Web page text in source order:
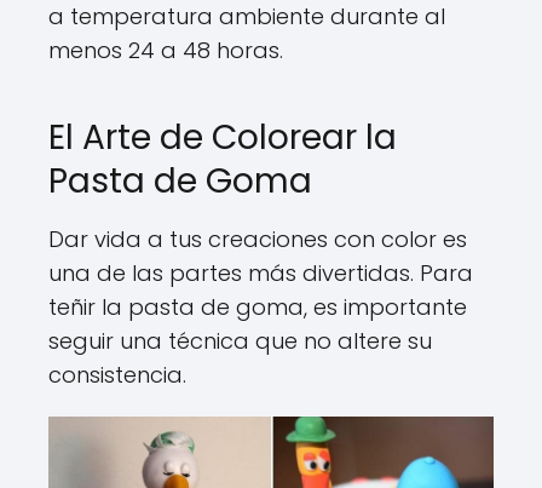
a temperatura ambiente durante al
menos 24 a 48 horas.
El Arte de Colorear la
Pasta de Goma
Dar vida a tus creaciones con color es
una de las partes más divertidas. Para
teñir la pasta de goma, es importante
seguir una técnica que no altere su
consistencia.